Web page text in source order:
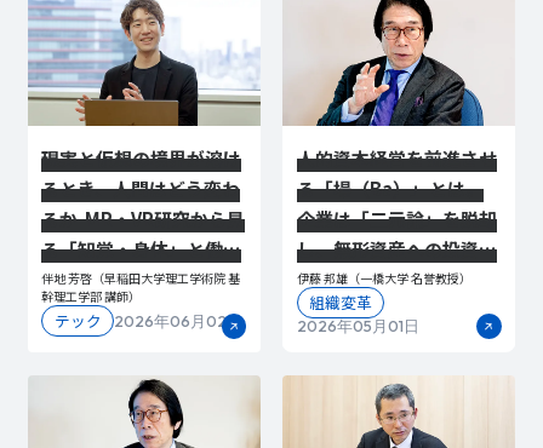
現実と仮想の境界が溶け
るとき、人間はどう変わ
るか ―― MR・VR研究から見
る「知覚・身体」と働く
場の変化
伴地 芳啓（早稲田大学理工学術院 基
幹理工学部 講師）
2026年06月02日
テック
人的資本経営を前進させ
る「場（Ba）」とは。
企業は「二元論」を脱却
し、無形資産への投資を
加速せよ 全2回｜後編
伊藤 邦雄（一橋大学 名誉教授）
2026年05月01日
組織変革